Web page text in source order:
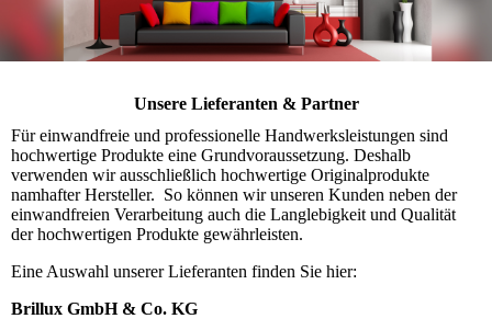
Unsere Lieferanten & Partner
Für einwandfreie und professionelle Handwerksleistungen sind
hochwertige Produkte eine Grundvoraussetzung. Deshalb
verwenden wir ausschließlich hochwertige Originalprodukte
namhafter Hersteller. So können wir unseren Kunden neben der
einwandfreien Verarbeitung auch die Langlebigkeit und Qualität
der hochwertigen Produkte gewährleisten.
Eine Auswahl unserer Lieferanten finden Sie hier:
Brillux GmbH & Co. KG